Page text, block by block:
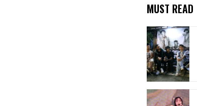
MUST READ